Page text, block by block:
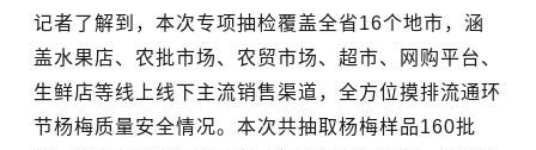
记者了解到， 本次专项抽检覆盖全省16个地市，涵
盖水果店、农批市场、农贸市场、超市、网购平台、
生鲜店等线上线下主流销售渠道，全方位摸排流通环
节杨梅质量安全情况。本次共抽取杨梅样品160批